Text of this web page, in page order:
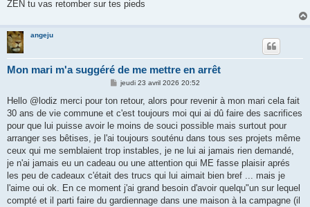
ZEN tu vas retomber sur tes pieds
angeju
Mon mari m'a suggéré de me mettre en arrêt
M
s
a
g
jeudi 23 avril 2026 20:52
Hello @lodiz merci pour ton retour, alors pour revenir à mon mari cela fait
30 ans de vie commune et c'est toujours moi qui ai dû faire des sacrifices
pour que lui puisse avoir le moins de souci possible mais surtout pour
arranger ses bêtises, je l'ai toujours souténu dans tous ses projets même
ceux qui me semblaient trop instables, je ne lui ai jamais rien demandé,
je n'ai jamais eu un cadeau ou une attention qui ME fasse plaisir aprés
les peu de cadeaux c'était des trucs qui lui aimait bien bref ... mais je
l'aime oui ok. En ce moment j'ai grand besoin d'avoir quelqu"un sur lequel
compté et il parti faire du gardiennage dans une maison à la campagne (il